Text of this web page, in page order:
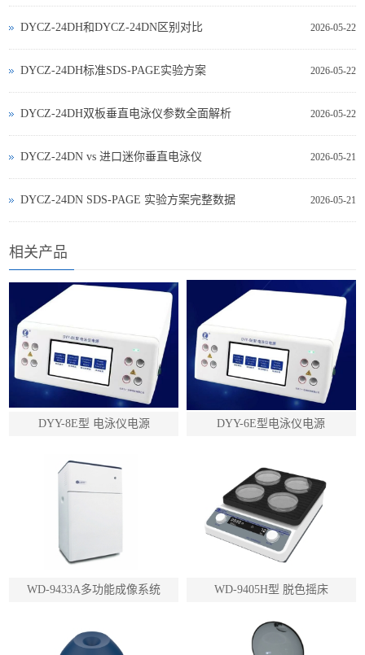
2026-05-22
DYCZ-24DH和DYCZ-24DN区别对比
2026-05-22
DYCZ-24DH标准SDS-PAGE实验方案
2026-05-22
DYCZ-24DH双板垂直电泳仪参数全面解析
2026-05-21
DYCZ‑24DN vs 进口迷你垂直电泳仪
2026-05-21
DYCZ‑24DN SDS‑PAGE 实验方案完整数据
相关产品
DYY-8E型 电泳仪电源 DYY-6E型电泳仪电源
WD-9433A多功能成像系统 WD-9405H型 脱色摇床